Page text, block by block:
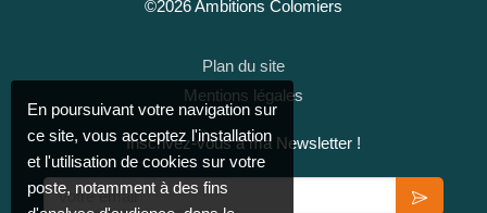
©2026 Ambitions Colomiers
Plan du site
Mentions légales
Inscrivez-vous à ma Newsletter !
Votre email
En poursuivant votre navigation sur
ce site, vous acceptez l'installation
et l'utilisation de cookies sur votre
poste, notamment à des fins